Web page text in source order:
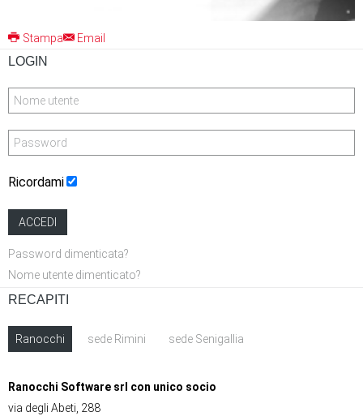
Stampa Email
LOGIN
Ricordami
ACCEDI
Password dimenticata?
Nome utente dimenticato?
RECAPITI
Ranocchi sede Rimini sede Senigallia
Ranocchi Software srl con unico socio
via degli Abeti, 288